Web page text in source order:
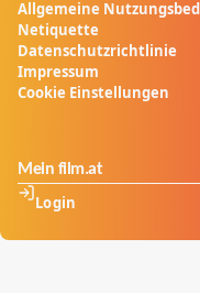
Allgemeine
Netiquette
Datenschutzrichtlinie
Impressum
Cookie Einstellungen
Mein film.at
Login